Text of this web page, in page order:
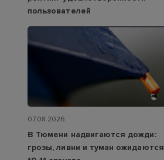
пользователей
07.08.2026
В Тюмени надвигаются дожди:
грозы, ливни и туман ожидаются